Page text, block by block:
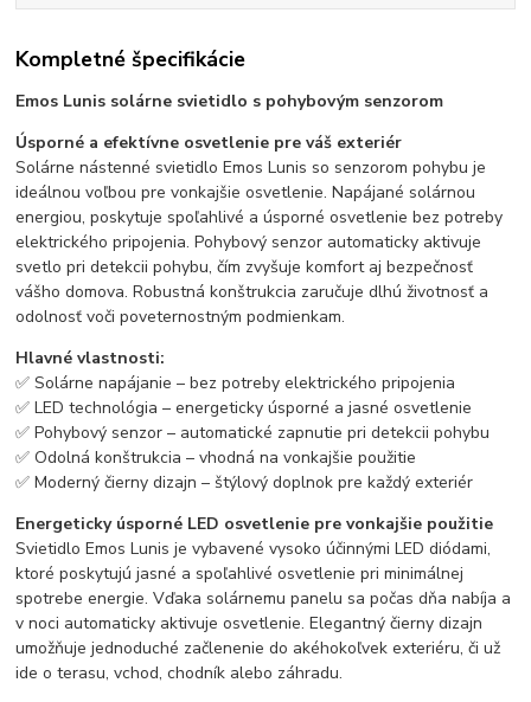
Kompletné špecifikácie
Emos Lunis solárne svietidlo s pohybovým senzorom
Úsporné a efektívne osvetlenie pre váš exteriér
Solárne nástenné svietidlo Emos Lunis so senzorom pohybu je
ideálnou voľbou pre vonkajšie osvetlenie. Napájané solárnou
energiou, poskytuje spoľahlivé a úsporné osvetlenie bez potreby
elektrického pripojenia. Pohybový senzor automaticky aktivuje
svetlo pri detekcii pohybu, čím zvyšuje komfort aj bezpečnosť
vášho domova. Robustná konštrukcia zaručuje dlhú životnosť a
odolnosť voči poveternostným podmienkam.
Hlavné vlastnosti:
✅ Solárne napájanie – bez potreby elektrického pripojenia
✅ LED technológia – energeticky úsporné a jasné osvetlenie
✅ Pohybový senzor – automatické zapnutie pri detekcii pohybu
✅ Odolná konštrukcia – vhodná na vonkajšie použitie
✅ Moderný čierny dizajn – štýlový doplnok pre každý exteriér
Energeticky úsporné LED osvetlenie pre vonkajšie použitie
Svietidlo Emos Lunis je vybavené vysoko účinnými LED diódami,
ktoré poskytujú jasné a spoľahlivé osvetlenie pri minimálnej
spotrebe energie. Vďaka solárnemu panelu sa počas dňa nabíja a
v noci automaticky aktivuje osvetlenie. Elegantný čierny dizajn
umožňuje jednoduché začlenenie do akéhokoľvek exteriéru, či už
ide o terasu, vchod, chodník alebo záhradu.